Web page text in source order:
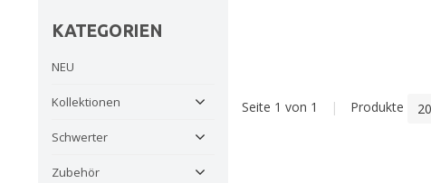
KATEGORIEN
NEU
Kollektionen
Schwerter
Zubehör
Seite 1 von 1 | Produkte 20